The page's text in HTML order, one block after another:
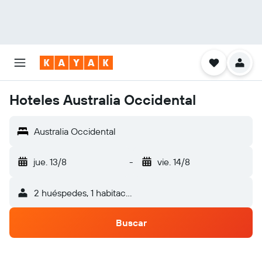
Hoteles Australia Occidental
Australia Occidental
jue. 13/8 - vie. 14/8
2 huéspedes, 1 habitación
Buscar